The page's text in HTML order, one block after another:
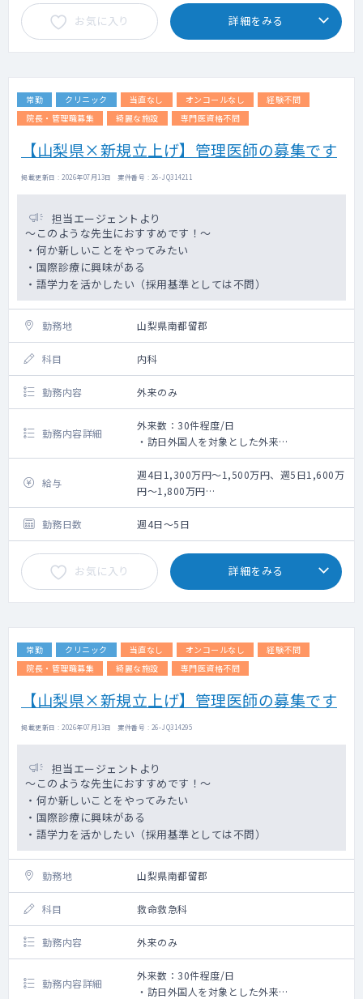
お気に入り 詳細をみる
常勤 クリニック 当直なし オンコールなし
経験不問
院長・管理職募集
綺麗な施設 専門医資格不問
【山梨県×新規立上げ】管理医師の募集です
掲載更新日 : 2026年07月13日 案件番号 : 26-JQ314211
担当エージェントより
～このような先生におすすめです！～
・何か新しいことをやってみたい
・国際診療に興味がある
・語学力を活かしたい（採用基準としては不問）
勤務地 山梨県南都留郡
科目 内科
勤務内容 外来のみ
勤務内容詳細
外来数：30件程度/日
・訪日外国人を対象とした外来
・オンライン診療
・往診(状況により対応の可能性あり)
・保険診療としての一般的な総合診療
給与
週4日1,300万円～1,500万円、週5日1,600万
円～1,800万円
※理事報酬含む。
勤務日数
週4日～5日
お気に入り 詳細をみる
常勤 クリニック 当直なし オンコールなし
経験不問
院長・管理職募集
綺麗な施設 専門医資格不問
【山梨県×新規立上げ】管理医師の募集です
掲載更新日 : 2026年07月13日 案件番号 : 26-JQ314295
担当エージェントより
～このような先生におすすめです！～
・何か新しいことをやってみたい
・国際診療に興味がある
・語学力を活かしたい（採用基準としては不問）
勤務地 山梨県南都留郡
科目 救命救急科
勤務内容 外来のみ
勤務内容詳細
外来数：30件程度/日
・訪日外国人を対象とした外来